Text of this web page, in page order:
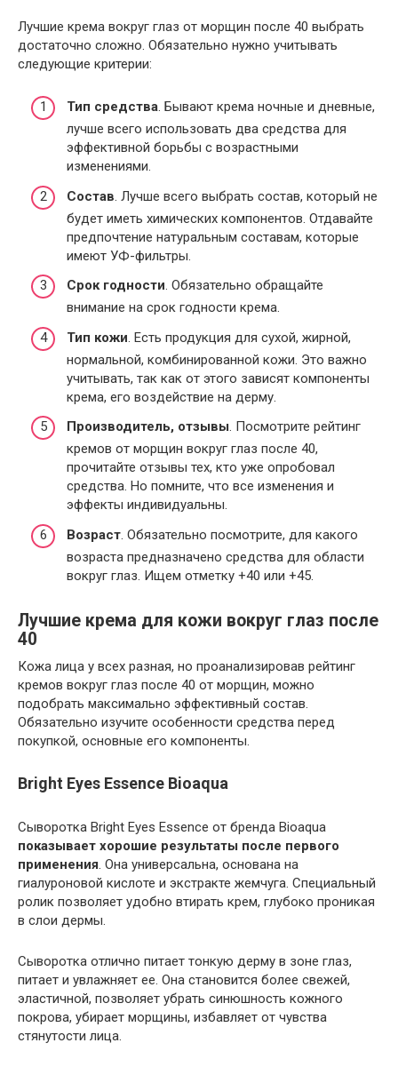
Лучшие крема вокруг глаз от морщин после 40 выбрать
достаточно сложно. Обязательно нужно учитывать
следующие критерии:
Тип средства. Бывают крема ночные и дневные,
лучше всего использовать два средства для
эффективной борьбы с возрастными
изменениями.
Состав . Лучше всего выбрать состав, который не
будет иметь химических компонентов. Отдавайте
предпочтение натуральным составам, которые
имеют УФ-фильтры.
Срок годности. Обязательно обращайте
внимание на срок годности крема.
Тип кожи . Есть продукция для сухой, жирной,
нормальной, комбинированной кожи. Это важно
учитывать, так как от этого зависят компоненты
крема, его воздействие на дерму.
Производитель, отзывы. Посмотрите рейтинг
кремов от морщин вокруг глаз после 40,
прочитайте отзывы тех, кто уже опробовал
средства. Но помните, что все изменения и
эффекты индивидуальны.
Возраст . Обязательно посмотрите, для какого
возраста предназначено средства для области
вокруг глаз. Ищем отметку +40 или +45.
Лучшие крема для кожи вокруг глаз после
40
Кожа лица у всех разная, но проанализировав рейтинг
кремов вокруг глаз после 40 от морщин, можно
подобрать максимально эффективный состав.
Обязательно изучите особенности средства перед
покупкой, основные его компоненты.
Bright Eyes Essence Bioaqua
Сыворотка Bright Eyes Essenсe от бренда Bioaqua
показывает хорошие результаты после первого
применения . Она универсальна, основана на
гиалуроновой кислоте и экстракте жемчуга. Специальный
ролик позволяет удобно втирать крем, глубоко проникая
в слои дермы.
Сыворотка отлично питает тонкую дерму в зоне глаз,
питает и увлажняет ее. Она становится более свежей,
эластичной, позволяет убрать синюшность кожного
покрова, убирает морщины, избавляет от чувства
стянутости лица.